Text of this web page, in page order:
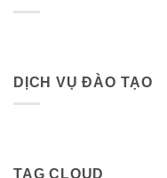
DỊCH VỤ ĐÀO TẠO
TAG CLOUD